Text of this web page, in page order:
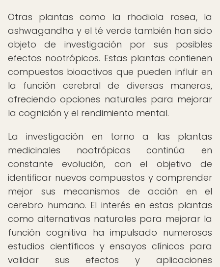
Otras plantas como la rhodiola rosea, la
ashwagandha y el té verde también han sido
objeto de investigación por sus posibles
efectos nootrópicos. Estas plantas contienen
compuestos bioactivos que pueden influir en
la función cerebral de diversas maneras,
ofreciendo opciones naturales para mejorar
la cognición y el rendimiento mental.
La investigación en torno a las plantas
medicinales nootrópicas continúa en
constante evolución, con el objetivo de
identificar nuevos compuestos y comprender
mejor sus mecanismos de acción en el
cerebro humano. El interés en estas plantas
como alternativas naturales para mejorar la
función cognitiva ha impulsado numerosos
estudios científicos y ensayos clínicos para
validar sus efectos y aplicaciones